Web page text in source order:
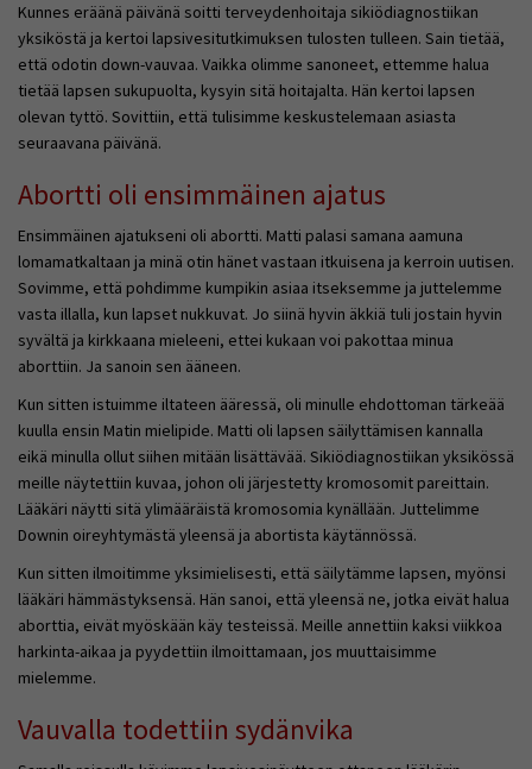
Kunnes eräänä päivänä soitti terveydenhoitaja sikiödiagnostiikan
yksiköstä ja kertoi lapsivesitutkimuksen tulosten tulleen. Sain tietää,
että odotin down-vauvaa. Vaikka olimme sanoneet, ettemme halua
tietää lapsen sukupuolta, kysyin sitä hoitajalta. Hän kertoi lapsen
olevan tyttö. Sovittiin, että tulisimme keskustelemaan asiasta
seuraavana päivänä.
Abortti oli ensimmäinen ajatus
Ensimmäinen ajatukseni oli abortti. Matti palasi samana aamuna
lomamatkaltaan ja minä otin hänet vastaan itkuisena ja kerroin uutisen.
Sovimme, että pohdimme kumpikin asiaa itseksemme ja juttelemme
vasta illalla, kun lapset nukkuvat. Jo siinä hyvin äkkiä tuli jostain hyvin
syvältä ja kirkkaana mieleeni, ettei kukaan voi pakottaa minua
aborttiin. Ja sanoin sen ääneen.
Kun sitten istuimme iltateen ääressä, oli minulle ehdottoman tärkeää
kuulla ensin Matin mielipide. Matti oli lapsen säilyttämisen kannalla
eikä minulla ollut siihen mitään lisättävää. Sikiödiagnostiikan yksikössä
meille näytettiin kuvaa, johon oli järjestetty kromosomit pareittain.
Lääkäri näytti sitä ylimääräistä kromosomia kynällään. Juttelimme
Downin oireyhtymästä yleensä ja abortista käytännössä.
Kun sitten ilmoitimme yksimielisesti, että säilytämme lapsen, myönsi
lääkäri hämmästyksensä. Hän sanoi, että yleensä ne, jotka eivät halua
aborttia, eivät myöskään käy testeissä. Meille annettiin kaksi viikkoa
harkinta-aikaa ja pyydettiin ilmoittamaan, jos muuttaisimme
mielemme.
Vauvalla todettiin sydänvika